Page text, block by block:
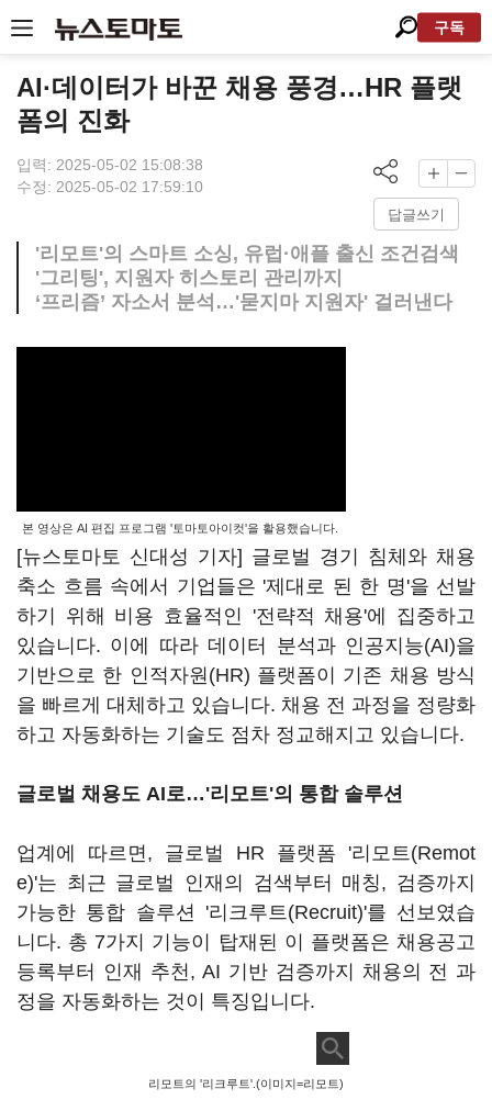
구독
AI·데이터가 바꾼 채용 풍경…HR 플랫
폼의 진화
입력: 2025-05-02 15:08:38
수정: 2025-05-02 17:59:10
답글쓰기
'리모트'의 스마트 소싱, 유럽·애플 출신 조건검색
'그리팅', 지원자 히스토리 관리까지
‘프리즘’ 자소서 분석…'묻지마 지원자' 걸러낸다
본 영상은 AI 편집 프로그램 '토마토아이컷'을 활용했습니다.
[뉴스토마토 신대성 기자] 글로벌 경기 침체와 채용
축소 흐름 속에서 기업들은 '제대로 된 한 명'을 선발
하기 위해 비용 효율적인 '전략적 채용'에 집중하고
있습니다. 이에 따라 데이터 분석과 인공지능(AI)을
기반으로 한 인적자원(HR) 플랫폼이 기존 채용 방식
을 빠르게 대체하고 있습니다. 채용 전 과정을 정량화
하고 자동화하는 기술도 점차 정교해지고 있습니다.
글로벌 채용도 AI로…'리모트'의 통합 솔루션
업계에 따르면, 글로벌 HR 플랫폼 '리모트(Remot
e)'는 최근 글로벌 인재의 검색부터 매칭, 검증까지
가능한 통합 솔루션 '리크루트(Recruit)'를 선보였습
니다. 총 7가지 기능이 탑재된 이 플랫폼은 채용공고
등록부터 인재 추천, AI 기반 검증까지 채용의 전 과
정을 자동화하는 것이 특징입니다.
리모트의 '리크루트'.(이미지=리모트)